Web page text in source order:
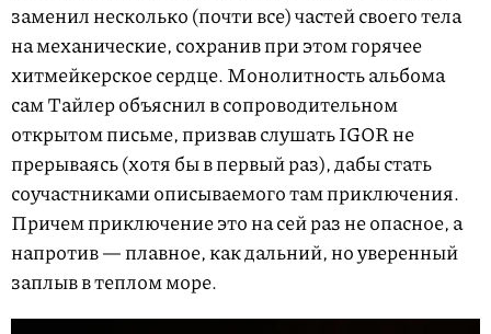
заменил несколько (почти все) частей своего тела
на механические, сохранив при этом горячее
хитмейкерское сердце. Монолитность альбома
сам Тайлер объяснил в сопроводительном
открытом письме, призвав слушать IGOR не
прерываясь (хотя бы в первый раз), дабы стать
соучастниками описываемого там приключения.
Причем приключение это на сей раз не опасное, а
напротив — плавное, как дальний, но уверенный
заплыв в теплом море.